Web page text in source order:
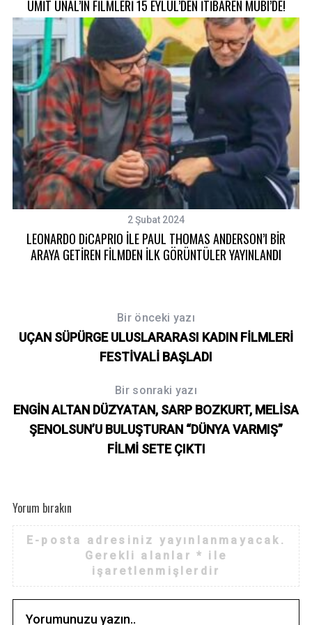
ÜMİT ÜNAL’IN FİLMLERİ 15 EYLÜL’DEN İTİBAREN MUBI’DE!
2 Şubat 2024
LEONARDO DiCAPRIO İLE PAUL THOMAS ANDERSON’I BİR
ARAYA GETİREN FİLMDEN İLK GÖRÜNTÜLER YAYINLANDI
Bir önceki yazı
UÇAN SÜPÜRGE ULUSLARARASI KADIN FİLMLERİ
FESTİVALİ BAŞLADI
Bir sonraki yazı
ENGİN ALTAN DÜZYATAN, SARP BOZKURT, MELİSA
ŞENOLSUN’U BULUŞTURAN “DÜNYA VARMIŞ”
FİLMİ SETE ÇIKTI
Yorum bırakın
E-posta adresiniz yayınlanmayacak.
Gerekli alanlar* ile
işaretlenmişlerdir
S